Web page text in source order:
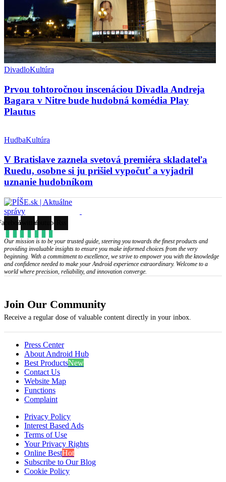
DivadloKultúra
Prvou tohtoročnou inscenáciou Divadla Andreja
Bagara v Nitre bude hudobná komédia Play
Plautus
HudbaKultúra
V Bratislave zaznela svetová premiéra skladateľa
Ruedu, osobne si ju prišiel vypočuť a vyjadril
uznanie hudobníkom
TwitterYoutube
Our mission is to be your trusted guide, steering you towards the finest products and
providing invaluable insights to ensure you make informed choices from the very
beginning. With a commitment to excellence, we strive to empower you with the knowledge
and confidence needed to make your Android experience extraordinary. Welcome to a
world where precision, reliability, and innovation converge.
Join Our Community
Receive a regular dose of valuable content directly in your inbox.
Press Center
About Android Hub
Best ProductsNew
Contact Us
Website Map
Functions
Complaint
Privacy Policy
Interest Based Ads
Terms of Use
Your Privacy Rights
Online BestHot
Subscribe to Our Blog
Cookie Policy